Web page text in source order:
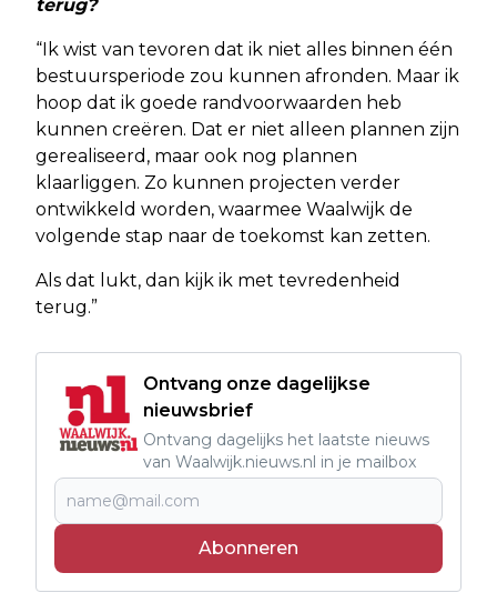
terug?
“Ik wist van tevoren dat ik niet alles binnen één
bestuursperiode zou kunnen afronden. Maar ik
hoop dat ik goede randvoorwaarden heb
kunnen creëren. Dat er niet alleen plannen zijn
gerealiseerd, maar ook nog plannen
klaarliggen. Zo kunnen projecten verder
ontwikkeld worden, waarmee Waalwijk de
volgende stap naar de toekomst kan zetten.
Als dat lukt, dan kijk ik met tevredenheid
terug.”
Ontvang onze dagelijkse
nieuwsbrief
Ontvang dagelijks het laatste nieuws
van Waalwijk.nieuws.nl in je mailbox
Abonneren